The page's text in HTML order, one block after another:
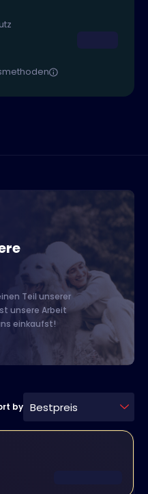
Teil unserer
unsere Arbeit
einkaufst!
by Bestpreis